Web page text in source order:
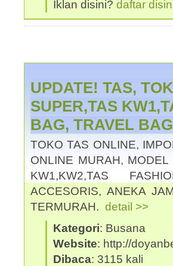
Iklan disini? daftar
UPDATE! TAS,
SUPER,TAS
BAG, TRAVEL
TOKO TAS ONLINE,
ONLINE MURAH,
KW1,KW2,TAS
ACCESORIS, ANEKA
TERMURAH. detail >>
Kategori: Busana
Website: http://
Dibaca: 3115 kali